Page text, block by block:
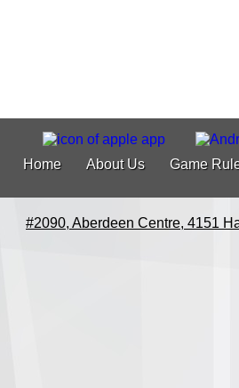
Home About Us Game
#2090, Aberdeen Centre, 4151